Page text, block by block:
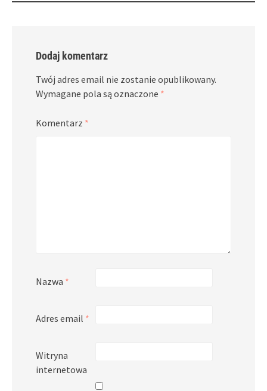
Dodaj komentarz
Twój adres email nie zostanie opublikowany.
Wymagane pola są oznaczone *
Komentarz *
Nazwa *
Adres email *
Witryna
internetowa